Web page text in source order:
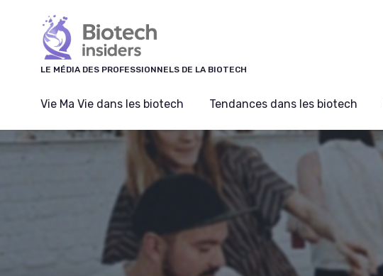
LE MÉDIA DES PROFESSIONNELS DE LA BIOTECH
Vie Ma Vie dans les biotech Tendances dans les biotech